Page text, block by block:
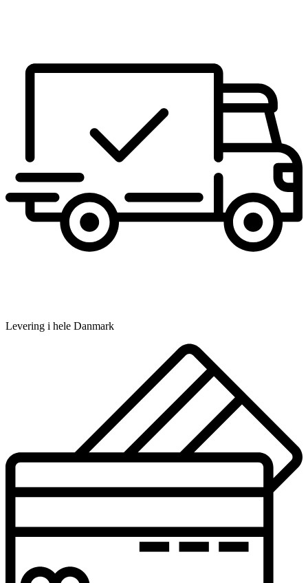
Levering i hele Danmark